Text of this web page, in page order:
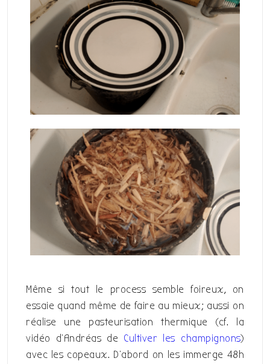
Même si tout le process semble foireux, on
essaie quand même de faire au mieux; aussi on
réalise une pasteurisation thermique (cf. la
vidéo d’Andréas de Cultiver les champignons)
avec les copeaux. D’abord on les immerge 48h